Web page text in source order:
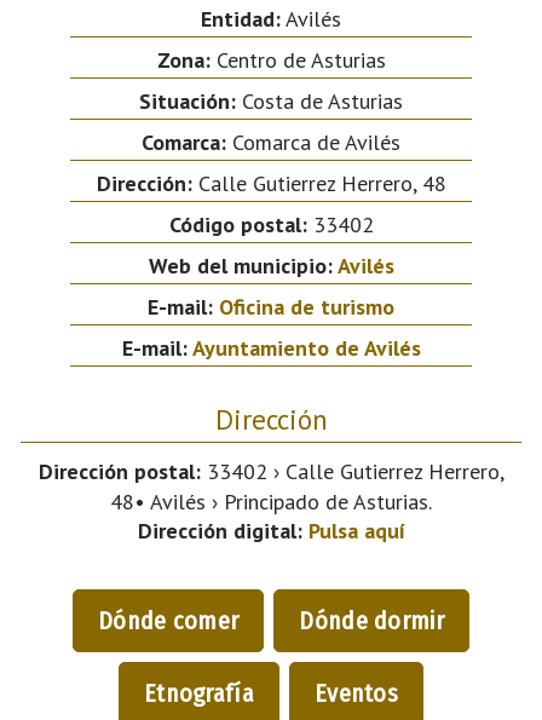
Entidad:Avilés
Zona:Centro de Asturias
Situación: Costa de Asturias
Comarca: Comarca de Avilés
Dirección:Calle Gutierrez Herrero, 48
Código postal:33402
Web del municipio:Avilés
E-mail: Oficina de turismo
E-mail:Ayuntamiento de Avilés
Dirección
Dirección postal:33402 › Calle Gutierrez Herrero,
48• Avilés › Principado de Asturias.
Dirección digital: Pulsa aquí
Dónde comer Dónde dormir
Etnografía Eventos